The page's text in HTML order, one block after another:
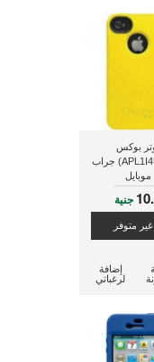
بوكس
(APL1I4UNI05) جراب
موبايل
جنية
غير متوفر
إضافة
لرغباتي